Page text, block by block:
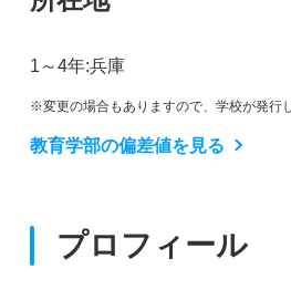
1～4年:兵庫
※変更の場合もありますので、学校が発行
教育学部の偏差値を見る
プロフィール